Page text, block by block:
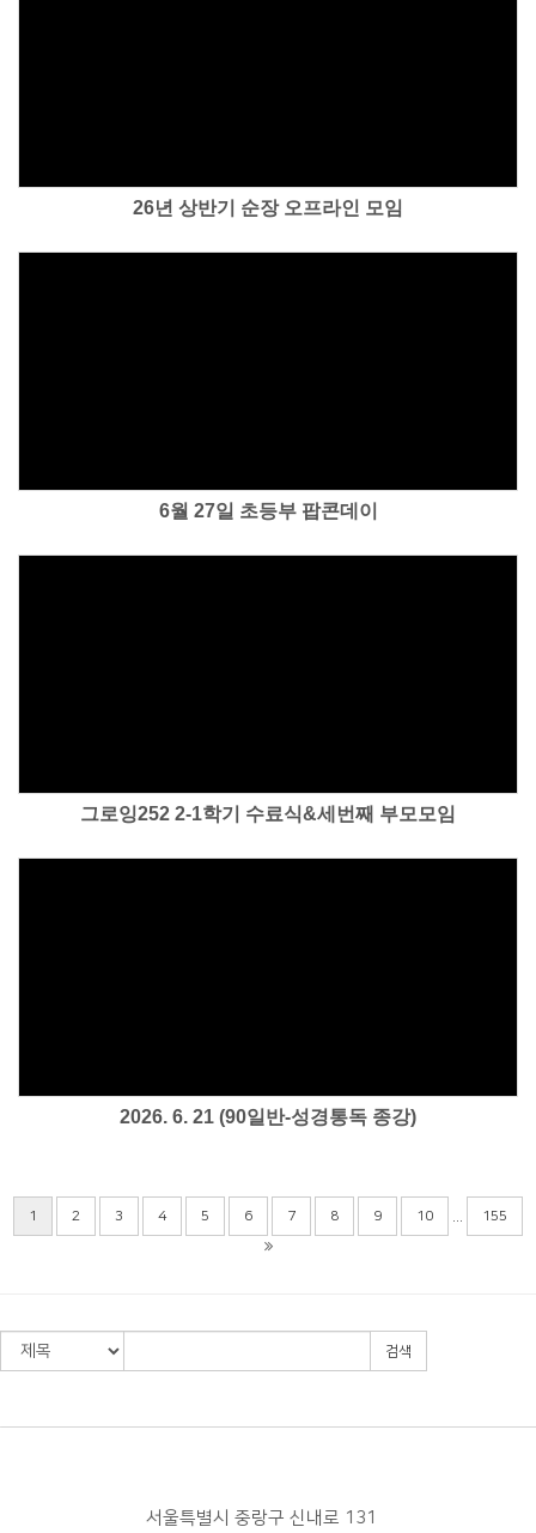
26년 상반기 순장 오프라인 모임
6월 27일 초등부 팝콘데이
그로잉252 2-1학기 수료식&세번째 부모모임
2026. 6. 21 (90일반-성경통독 종강)
1 2 3 4 5 6 7 8 9 10 155
검색
서울특별시 중랑구 신내로 131